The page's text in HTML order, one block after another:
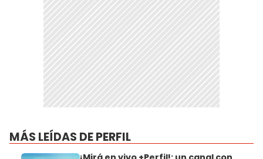
MÁS LEÍDAS DE PERFIL